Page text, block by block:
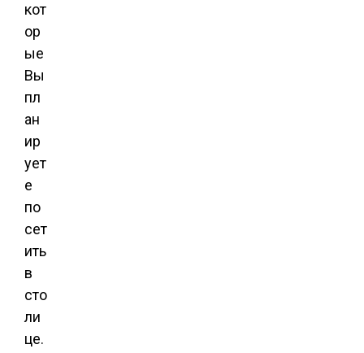
кот
ор
ые
Вы
пл
ан
ир
ует
е
по
сет
ить
в
сто
ли
це.